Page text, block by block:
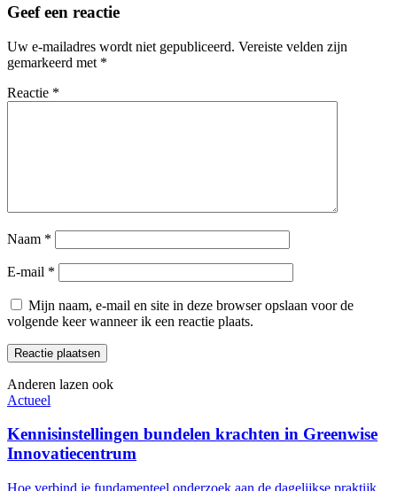
Geef een reactie
Uw e-mailadres wordt niet gepubliceerd. Vereiste velden zijn
gemarkeerd met *
Reactie *
Naam *
E-mail *
Mijn naam, e-mail en site in deze browser opslaan voor de
volgende keer wanneer ik een reactie plaats.
Anderen lazen ook
Actueel
Kennisinstellingen bundelen krachten in Greenwise
Innovatiecentrum
Hoe verbind je fundamenteel onderzoek aan de dagelijkse praktijk